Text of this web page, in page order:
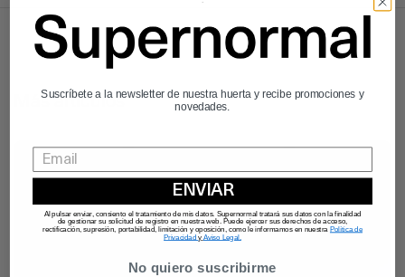
Más artículos
Suscríbete a la newsletter de nuestra huerta y recibe promociones y
novedades.
ENVIAR
Al pulsar enviar, consiento el tratamiento de mis datos. Supernormal tratará sus datos con la finalidad
de gestionar su solicitud de registro en nuestra web. Puede ejercer sus derechos de acceso,
rectificación, supresión, portabilidad, limitación y oposición, como le informamos en nuestra Política de
Privacidady Aviso Legal.
No quiero suscribirme